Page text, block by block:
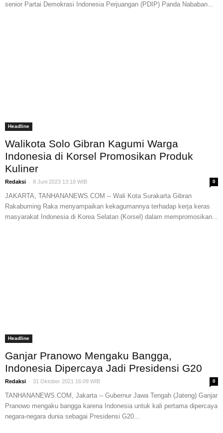
senior Partai Demokrasi Indonesia Perjuangan (PDIP) Panda Nababan...
Headline
Walikota Solo Gibran Kagumi Warga
Indonesia di Korsel Promosikan Produk
Kuliner
Redaksi - 8 Juni 2023 13:18 WIB 0
JAKARTA, TANHANANEWS.COM -- Wali Kota Surakarta Gibran
Rakabuming Raka menyampaikan kekagumannya terhadap kerja keras
masyarakat Indonesia di Korea Selatan (Korsel) dalam mempromosikan...
Headline
Ganjar Pranowo Mengaku Bangga,
Indonesia Dipercaya Jadi Presidensi G20
Redaksi - 31 Oktober 2021 16:09 WIB 0
TANHANANEWS.COM, Jakarta -- Gubernur Jawa Tengah (Jateng) Ganjar
Pranowo mengaku bangga karena Indonesia untuk kali pertama dipercaya
negara-negara dunia sebagai Presidensi G20...